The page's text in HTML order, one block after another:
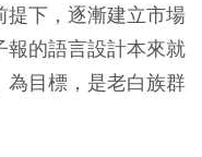
提下，逐漸建立市場
報的語言設計本來就
為目標，是老白族群